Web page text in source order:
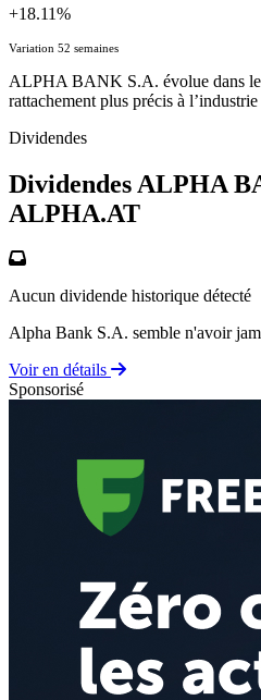
+18.11%
Variation 52 semaines
ALPHA BANK S.A. évolue dans le
rattachement plus précis à l’industrie
Dividendes
Dividendes ALPHA
ALPHA.AT
Aucun dividende historique détecté
Alpha Bank S.A. semble n'avoir
Voir en détails
Sponsorisé